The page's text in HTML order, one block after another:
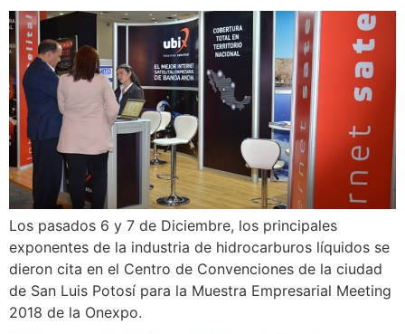
Los pasados 6 y 7 de Diciembre, los principales
exponentes de la industria de hidrocarburos líquidos se
dieron cita en el Centro de Convenciones de la ciudad
de San Luis Potosí para la Muestra Empresarial Meeting
2018 de la Onexpo.